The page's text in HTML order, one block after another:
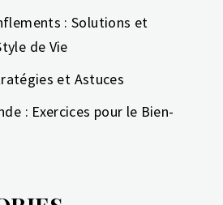
: Solutions et
de Vie
et Astuces
: Exercices pour le Bien-